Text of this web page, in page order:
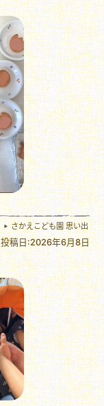
さかえこども園 思い出
投稿日:2026年6月8日